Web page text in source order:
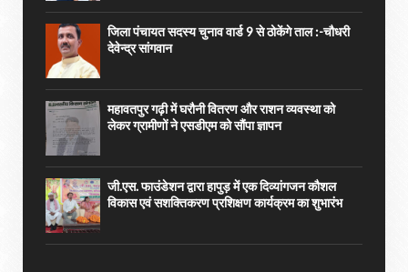
जिला पंचायत सदस्य चुनाव वार्ड 9 से ठोकेंगे ताल :-चौधरी
देवेन्द्र सांगवान
महावतपुर गढ़ी में घरौनी वितरण और राशन व्यवस्था को
लेकर ग्रामीणों ने एसडीएम को सौंपा ज्ञापन
जी.एस. फाउंडेशन द्वारा हापुड़ में एक दिव्यांगजन कौशल
विकास एवं सशक्तिकरण प्रशिक्षण कार्यक्रम का शुभारंभ